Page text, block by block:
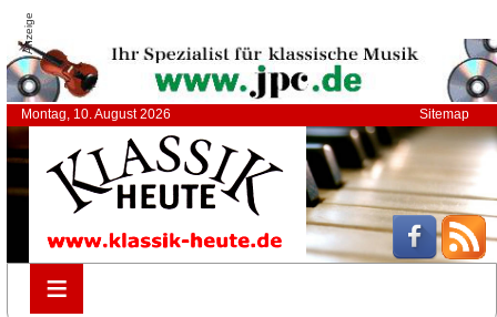
Anzeige
Montag, 10. August 2026 Sitemap
≡
≡